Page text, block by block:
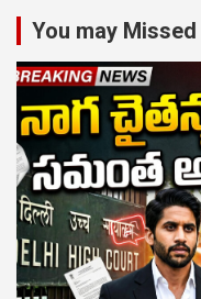
You may Missed